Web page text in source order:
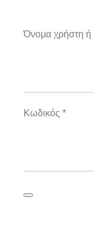
Όνομα χρήστη
Κωδικός*